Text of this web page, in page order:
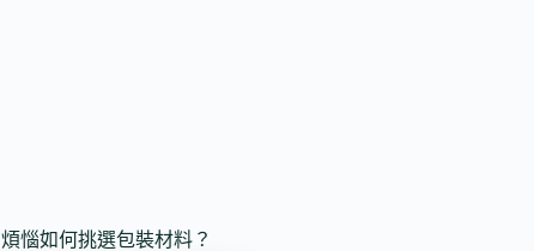
煩惱如何挑選包裝材料？